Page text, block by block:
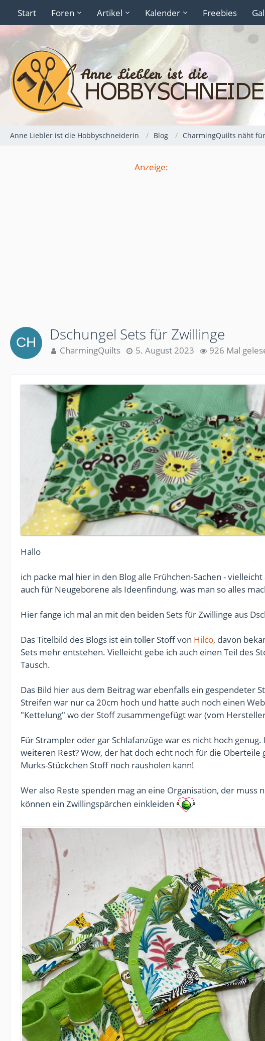
Start Foren Artikel Kalender Freebies
Anne Liebler ist die Hobbyschneiderin Blog CharmingQuilts näht
Anzeige:
Dschungel Sets für Zwillinge
CharmingQuilts 5. August 2023 926 Mal
Hallo
ich packe mal hier in den Blog alle Frühchen-Sachen -
auch für Neugeborene als Ideenfindung, was man so alles
Hier fange ich mal an mit den beiden Sets für Zwillinge aus
Das Titelbild des Blogs ist ein toller Stoff von Hilco, davon
Sets mehr entstehen. Vielleicht gebe ich auch einen Teil des
Tausch.
Das Bild hier aus dem Beitrag war ebenfalls ein gespendeter
Streifen war nur ca 20cm hoch und hatte auch noch einen
"Kettelung" wo der Stoff zusammengefügt war (vom
Für Strampler oder gar Schlafanzüge war es nicht hoch
weiteren Rest? Wow, der hat doch echt noch für die Oberteile
Murks-Stückchen Stoff noch rausholen kann!
Wer also Reste spenden mag an eine Organisation, der muss
können ein Zwillingspärchen einkleiden